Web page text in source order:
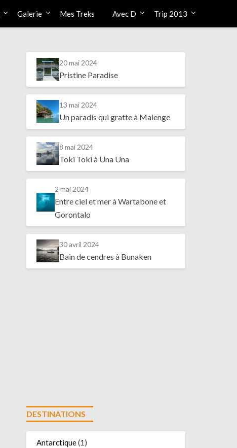
Galerie Mes Treks Avec D Trip 2013
20 mai 2024
Pristine Paradise
13 mai 2024
Un paradis qui gratte à Malenge
8 mai 2024
Toki Toki à Una Una
2 mai 2024
Entre ciel et mer à Wartabone et
Gorontalo
30 avril 2024
Bain de cendres à Bunaken
DESTINATIONS
Antarctique(1)